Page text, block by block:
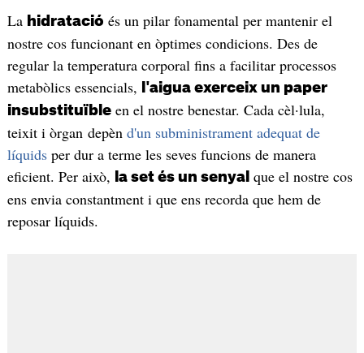
La hidratació és un pilar fonamental per mantenir el
nostre cos funcionant en òptimes condicions. Des de
regular la temperatura corporal fins a facilitar processos
metabòlics essencials,
l'aigua exerceix un paper
insubstituïbleen el nostre benestar. Cada cèl·lula,
teixit i òrgan depèn d'un subministrament adequat de
líquidsper dur a terme les seves funcions de manera
eficient. Per això,
la set és un senyal que el nostre cos
ens envia constantment i que ens recorda que hem de
reposar líquids.